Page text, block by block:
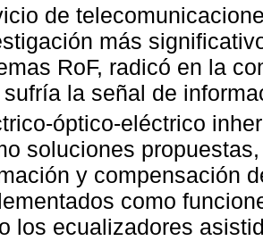
de
más
RoF, radicó en la
sufría la señal de
óptico-eléctrico
soluciones
y compensación
como
los ecualizadores